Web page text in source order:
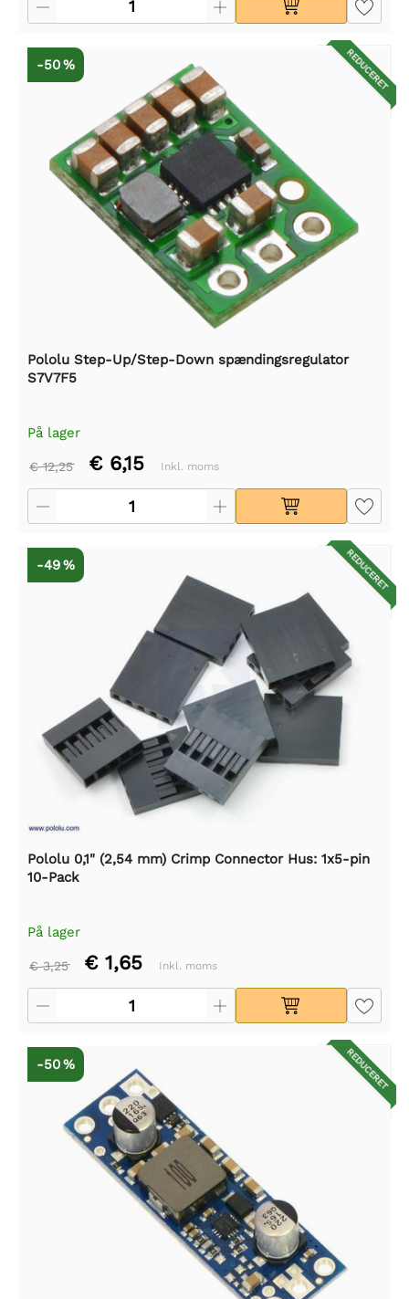
REDUCERET
-50 %
Pololu Step-Up/Step-Down spændingsregulator
S7V7F5
På lager
€ 12,25 € 6,15 Inkl. moms
REDUCERET
-49 %
Pololu 0,1" (2,54 mm) Crimp Connector Hus: 1x5-pin
10-Pack
På lager
€ 3,25 € 1,65 Inkl. moms
REDUCERET
-50 %